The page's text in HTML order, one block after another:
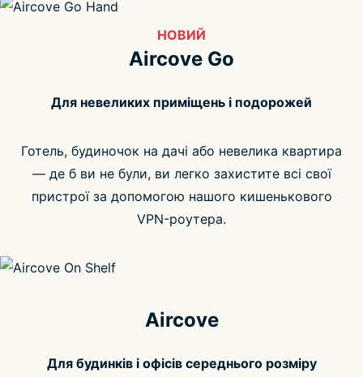
НОВИЙ
Aircove Go
Для невеликих приміщень і подорожей
Готель, будиночок на дачі або невелика квартира
— де б ви не були, ви легко захистите всі свої
пристрої за допомогою нашого кишенькового
VPN-роутера.
Aircove
Для будинків і офісів середнього розміру